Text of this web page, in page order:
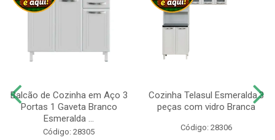
Balcão de Cozinha em Aço 3
Portas 1 Gaveta Branco
Esmeralda ...
Código: 28305
Cozinha Telasul Esmeralda.3
peças com vidro Branca
Código: 28306